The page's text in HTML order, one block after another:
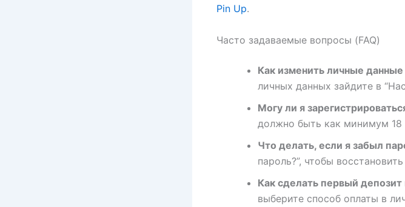
Pin Up.
Часто задаваемые вопросы (FAQ)
Как изменить личные данные
личных данных зайдите в
Могу ли я
должно быть как минимум 18
Что делать, если я забыл
пароль?”, чтобы
Как сделать первый депозит
выберите способ оплаты в